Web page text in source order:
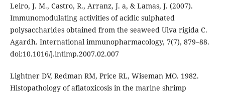
Leiro, J. M., Castro, R., Arranz, J. a, & Lamas, J. (2007).
Immunomodulating activities of acidic sulphated
polysaccharides obtained from the seaweed Ulva rigida C.
Agardh. International immunopharmacology, 7(7), 879–88.
doi:10.1016/j.intimp.2007.02.007
Lightner DV, Redman RM, Price RL, Wiseman MO. 1982.
Histopathology of aflatoxicosis in the marine shrimp